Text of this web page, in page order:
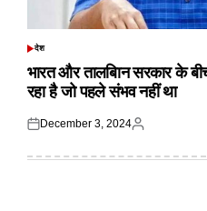
POSTED
देश
भारत और तालबिान सरकार के
रहा है जो पहले संभव नहीं था
Posted
December 3, 2024
Posted